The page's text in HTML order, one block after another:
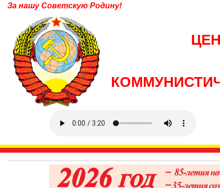
За нашу Советскую Родину!